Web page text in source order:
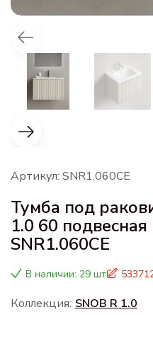
Артикул: SNR1.060CE
Тумба под
1.0 60
SNR1.060CE
В наличии: 29 шт
Коллекция: SNOB R 1.0